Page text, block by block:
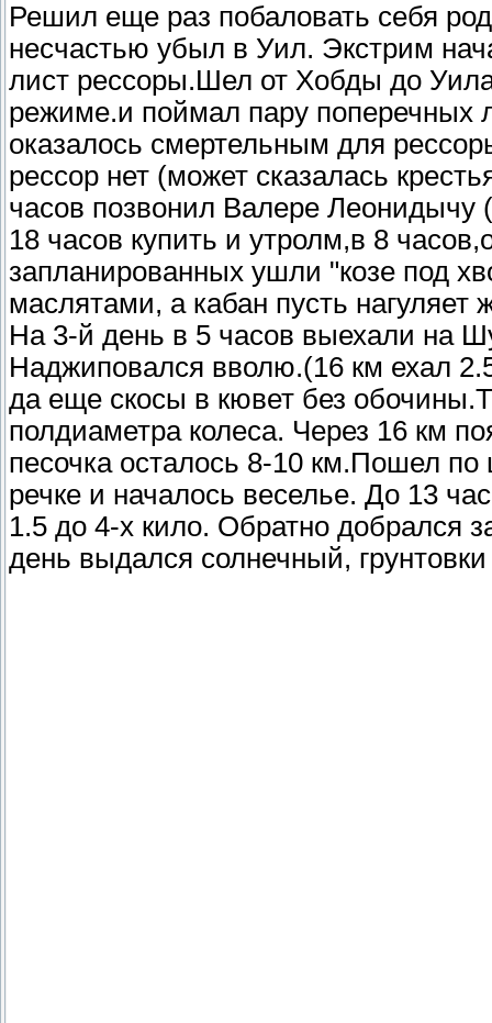
Решил еще раз побаловать себя
несчастью убыл в Уил. Экстрим
лист рессоры.Шел от Хобды до
режиме.и поймал пару поперечных
оказалось смертельным для
рессор нет (может сказалась
часов позвонил Валере Леонидычу (
18 часов купить и утролм,в 8
запланированных ушли "козе под
маслятами, а кабан пусть
На 3-й день в 5 часов выехали на
Наджиповался вволю.(16 км ехал
да еще скосы в кювет без
полдиаметра колеса. Через 16 км
песочка осталось 8-10 км.Пошел
речке и началось веселье. До 13
1.5 до 4-х кило. Обратно добрался
день выдался солнечный,